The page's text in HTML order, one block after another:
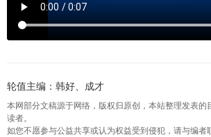
轮值主编：韩好、成才
本网部分文稿源于网络，版权归原创，本站整理发表的
读者。
如您不愿参与公益共享或认为权益受到侵犯，请与编者